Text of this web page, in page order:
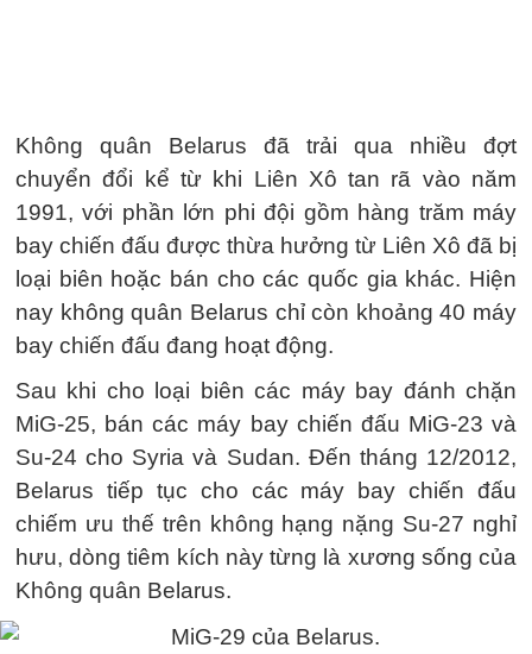
Không quân Belarus đã trải qua nhiều đợt
chuyển đổi kể từ khi Liên Xô tan rã vào năm
1991, với phần lớn phi đội gồm hàng trăm máy
bay chiến đấu được thừa hưởng từ Liên Xô đã bị
loại biên hoặc bán cho các quốc gia khác. Hiện
nay không quân Belarus chỉ còn khoảng 40 máy
bay chiến đấu đang hoạt động.
Sau khi cho loại biên các máy bay đánh chặn
MiG-25, bán các máy bay chiến đấu MiG-23 và
Su-24 cho Syria và Sudan. Đến tháng 12/2012,
Belarus tiếp tục cho các máy bay chiến đấu
chiếm ưu thế trên không hạng nặng Su-27 nghỉ
hưu, dòng tiêm kích này từng là xương sống của
Không quân Belarus.